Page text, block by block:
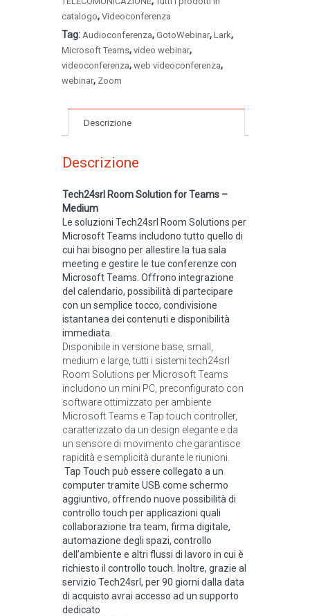
catalogo, Videoconferenza
Tag: Audioconferenza, GotoWebinar, Lark,
Microsoft Teams, video webinar,
videoconferenza, web videoconferenza,
webinar, Zoom
Descrizione
Descrizione
Tech24srl Room Solution for Teams –
Medium
Le soluzioni Tech24srl Room Solutions per
Microsoft Teams includono tutto quello di
cui hai bisogno per allestire la tua sala
meeting e gestire le tue conferenze con
Microsoft Teams. Offrono integrazione
del calendario, possibilità di partecipare
con un semplice tocco, condivisione
istantanea dei contenuti e disponibilità
immediata.
Disponibile in versione base, small,
medium e large, tutti i sistemi tech24srl
Room Solutions per Microsoft Teams
includono un mini PC, preconfigurato con
software ottimizzato per ambiente
Microsoft Teams e Tap touch controller,
caratterizzato da un design elegante e da
un sensore di movimento che garantisce
rapidità e semplicità durante le riunioni.
Tap Touch può essere collegato a un
computer tramite USB come schermo
aggiuntivo, offrendo nuove possibilità di
controllo touch per applicazioni quali
collaborazione tra team, firma digitale,
automazione degli spazi, controllo
dell’ambiente e altri flussi di lavoro in cui è
richiesto il controllo touch. Inoltre, grazie al
servizio Tech24srl, per 90 giorni dalla data
di acquisto avrai accesso ad un supporto
dedicato